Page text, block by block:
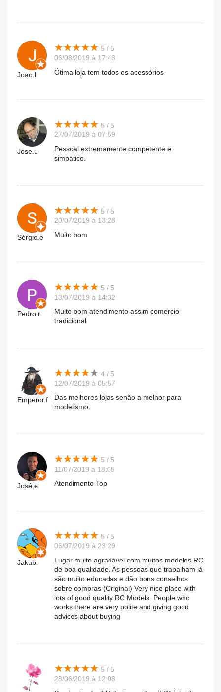
Joao.l
★★★★★
★★★★★ 5 / 5
06/08/2019 à 17:48
Ótima loja tem todos os acessórios
Jose.u
★★★★★
★★★★★ 5 / 5
27/07/2019 à 07:59
Pessoal extremamente competente e
simpático.
Sérgio.e
★★★★★
★★★★★ 5 / 5
20/07/2019 à 13:28
Muito bom
Pedro.r
★★★★★
★★★★★ 5 / 5
13/07/2019 à 14:32
Muito bom atendimento assim comercio
tradicional
Emperor.f
★★★★★
★★★★★ 4 / 5
12/07/2019 à 05:57
Das melhores lojas senão a melhor para
modelismo.
José.e
★★★★★
★★★★★ 5 / 5
11/07/2019 à 18:05
Atendimento Top
Jakub.
★★★★★
★★★★★ 5 / 5
06/07/2019 à 23:29
Lugar muito agradável com muitos modelos RC
de boa qualidade. As pessoas que trabalham lá
são muito educadas e dão bons conselhos
sobre compras (Original) Very nice place with
lots of good quality RC Models. People who
works there are very polite and giving good
advices about buying
★★★★★
★★★★★ 5 / 5
28/06/2019 à 12:08